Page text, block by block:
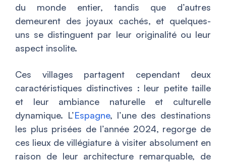
du monde entier, tandis que d’autres
demeurent des joyaux cachés, et quelques-
uns se distinguent par leur originalité ou leur
aspect insolite.
Ces villages partagent cependant deux
caractéristiques distinctives : leur petite taille
et leur ambiance naturelle et culturelle
dynamique. L’Espagne, l’une des destinations
les plus prisées de l’année 2024, regorge de
ces lieux de villégiature à visiter absolument en
raison de leur architecture remarquable, de